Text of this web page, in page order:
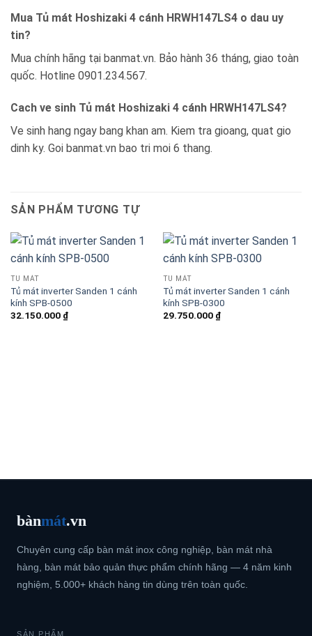
Mua Tủ mát Hoshizaki 4 cánh HRWH147LS4 o dau uy
tin?
Mua chính hãng tại banmat.vn. Bảo hành 36 tháng, giao toàn
quốc. Hotline 0901.234.567.
Cach ve sinh Tủ mát Hoshizaki 4 cánh HRWH147LS4?
Ve sinh hang ngay bang khan am. Kiem tra gioang, quat gio
dinh ky. Goi banmat.vn bao tri moi 6 thang.
SẢN PHẨM TƯƠNG TỰ
TỦ MÁT
Tủ mát inverter Sanden 1 cánh
kính SPB-0500
32.150.000 ₫
TỦ MÁT
Tủ mát inverter Sanden 1 cánh
kính SPB-0300
29.750.000 ₫
bànmát.vn
Chuyên cung cấp bàn mát inox công nghiệp, bàn mát nhà
hàng, bàn mát bảo quản thực phẩm chính hãng — 4 năm kinh
nghiệm, 5.000+ khách hàng tin dùng trên toàn quốc.
SẢN PHẨM